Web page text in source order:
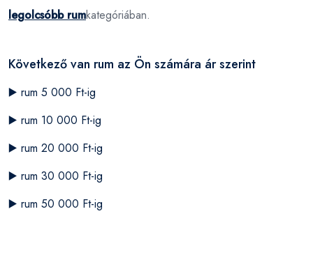
legolcsóbb rumkategóriában.
Következő van rum az Ön számára ár szerint
▶️ rum 5 000 Ft-ig
▶️ rum 10 000 Ft-ig
▶️ rum 20 000 Ft-ig
▶️ rum 30 000 Ft-ig
▶️ rum 50 000 Ft-ig